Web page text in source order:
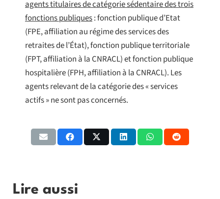
agents titulaires de catégorie sédentaire des trois
fonctions publiques: fonction publique d’Etat
(FPE, affiliation au régime des services des
retraites de l’État), fonction publique territoriale
(FPT, affiliation à la CNRACL) et fonction publique
hospitalière (FPH, affiliation à la CNRACL). Les
agents relevant de la catégorie des « services
actifs » ne sont pas concernés.
Lire aussi